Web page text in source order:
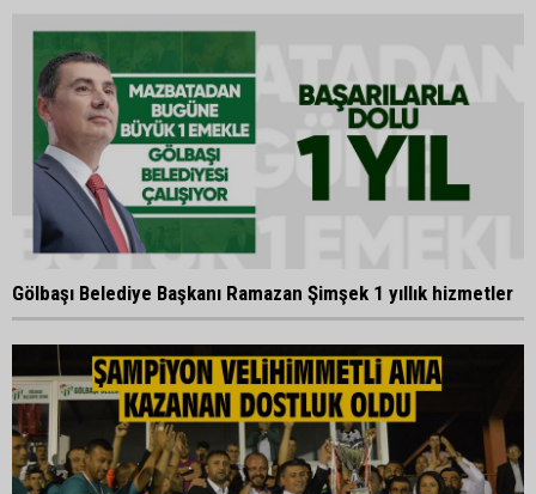
Gölbaşı Belediye Başkanı Ramazan Şimşek 1 yıllık hizmetler